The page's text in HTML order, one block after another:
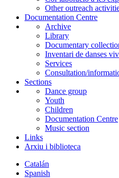
Other outreach
Documentation Centre
Archive
Library
Documentary
Inventari de danses
Services
Consultation/
Sections
Dance group
Youth
Children
Documentation Centre
Music section
Links
Arxiu i biblioteca
Catalán
Spanish